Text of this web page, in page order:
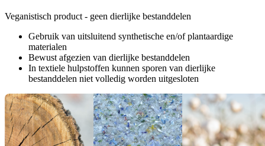
Veganistisch product - geen dierlijke bestanddelen
Gebruik van uitsluitend synthetische en/of plantaardige
materialen
Bewust afgezien van dierlijke bestanddelen
In textiele hulpstoffen kunnen sporen van dierlijke
bestanddelen niet volledig worden uitgesloten